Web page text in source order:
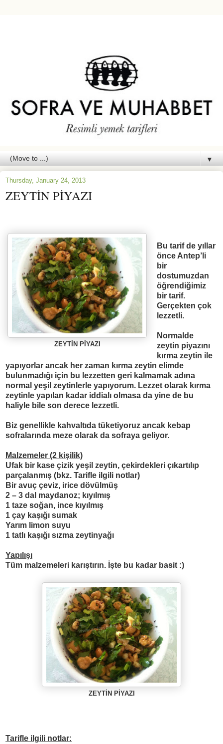
▼
Thursday, January 24, 2013
ZEYTİN PİYAZI
ZEYTİ N Pİ YAZI
Bu tarif de yıllar
önce Antep’li
bir
dostumuzdan
öğrendiğimiz
bir tarif.
Gerçekten çok
lezzetli.
Normalde
zeytin piyazını
kırma zeytin ile
yapıyorlar ancak her zaman kırma zeytin elimde
bulunmadığı için bu lezzetten geri kalmamak adına
normal yeşil zeytinlerle yapıyorum. Lezzet olarak kırma
zeytinle yapılan kadar iddialı olmasa da yine de bu
haliyle bile son derece lezzetli.
Biz genellikle kahvaltıda tüketiyoruz ancak kebap
sofralarında meze olarak da sofraya geliyor.
Malzemeler (2 kişilik)
Ufak bir kase çizik yeşil zeytin, çekirdekleri çıkartılıp
parçalanmış (bkz. Tarifle ilgili notlar)
Bir avuç çeviz, irice dövülmüş
2 – 3 dal maydanoz; kıyılmış
1 taze soğan, ince kıyılmış
1 çay kaşığı sumak
Yarım limon suyu
1 tatlı kaşığı sızma zeytinyağı
Yapılışı
Tüm malzemeleri karıştırın. İşte bu kadar basit :)
ZEYTİ N Pİ YAZI
Tarifle ilgili notlar: